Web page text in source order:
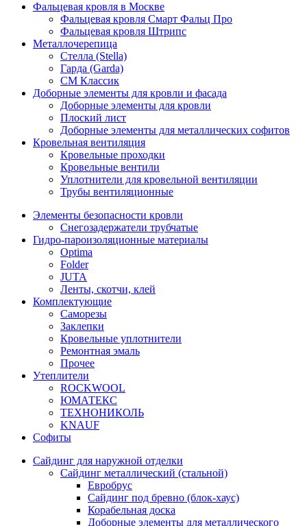
Фальцевая кровля в Москве
Фальцевая кровля Смарт Фальц Про
Фальцевая кровля Штрипс
Металлочерепица
Стелла (Stella)
Гарда (Garda)
СМ Классик
Доборные элементы для кровли и фасада
Доборные элементы для кровли
Плоский лист
Доборные элементы для металлических софитов
Кровельная вентиляция
Кровельные проходки
Кровельные вентили
Уплотнители для кровельной вентиляции
Трубы вентиляционные
Элементы безопасности кровли
Снегозадержатели трубчатые
Гидро-пароизоляционные материалы
Optima
Folder
JUTA
Ленты, скотчи, клей
Комплектующие
Саморезы
Заклепки
Кровельные уплотнители
Ремонтная эмаль
Прочее
Утеплители
ROCKWOOL
ЮМАТЕКС
ТЕХНОНИКОЛЬ
KNAUF
Софиты
Сайдинг для наружной отделки
Сайдинг металлический (стальной)
Евробрус
Сайдинг под бревно (блок-хаус)
Корабельная доска
Доборные элементы для металлического